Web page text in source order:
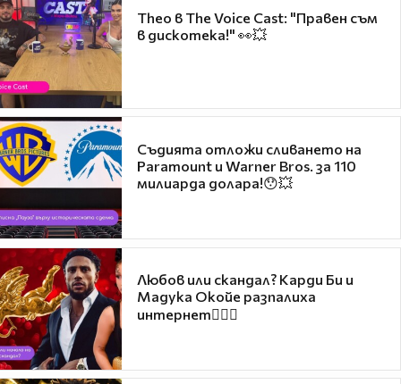
Theo в The Voice Cast: "Правен съм
в дискотека!" 👀💥
Съдията отложи сливането на
Paramount и Warner Bros. за 110
милиарда долара!😯💥
Любов или скандал? Карди Би и
Мадука Окойе разпалиха
интернет❤️‍🔥🔥